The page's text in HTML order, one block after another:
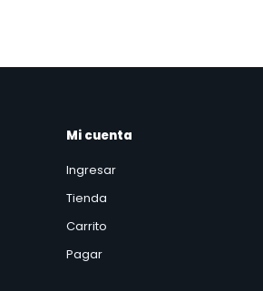
Mi cuenta
Ingresar
Tienda
Carrito
Pagar